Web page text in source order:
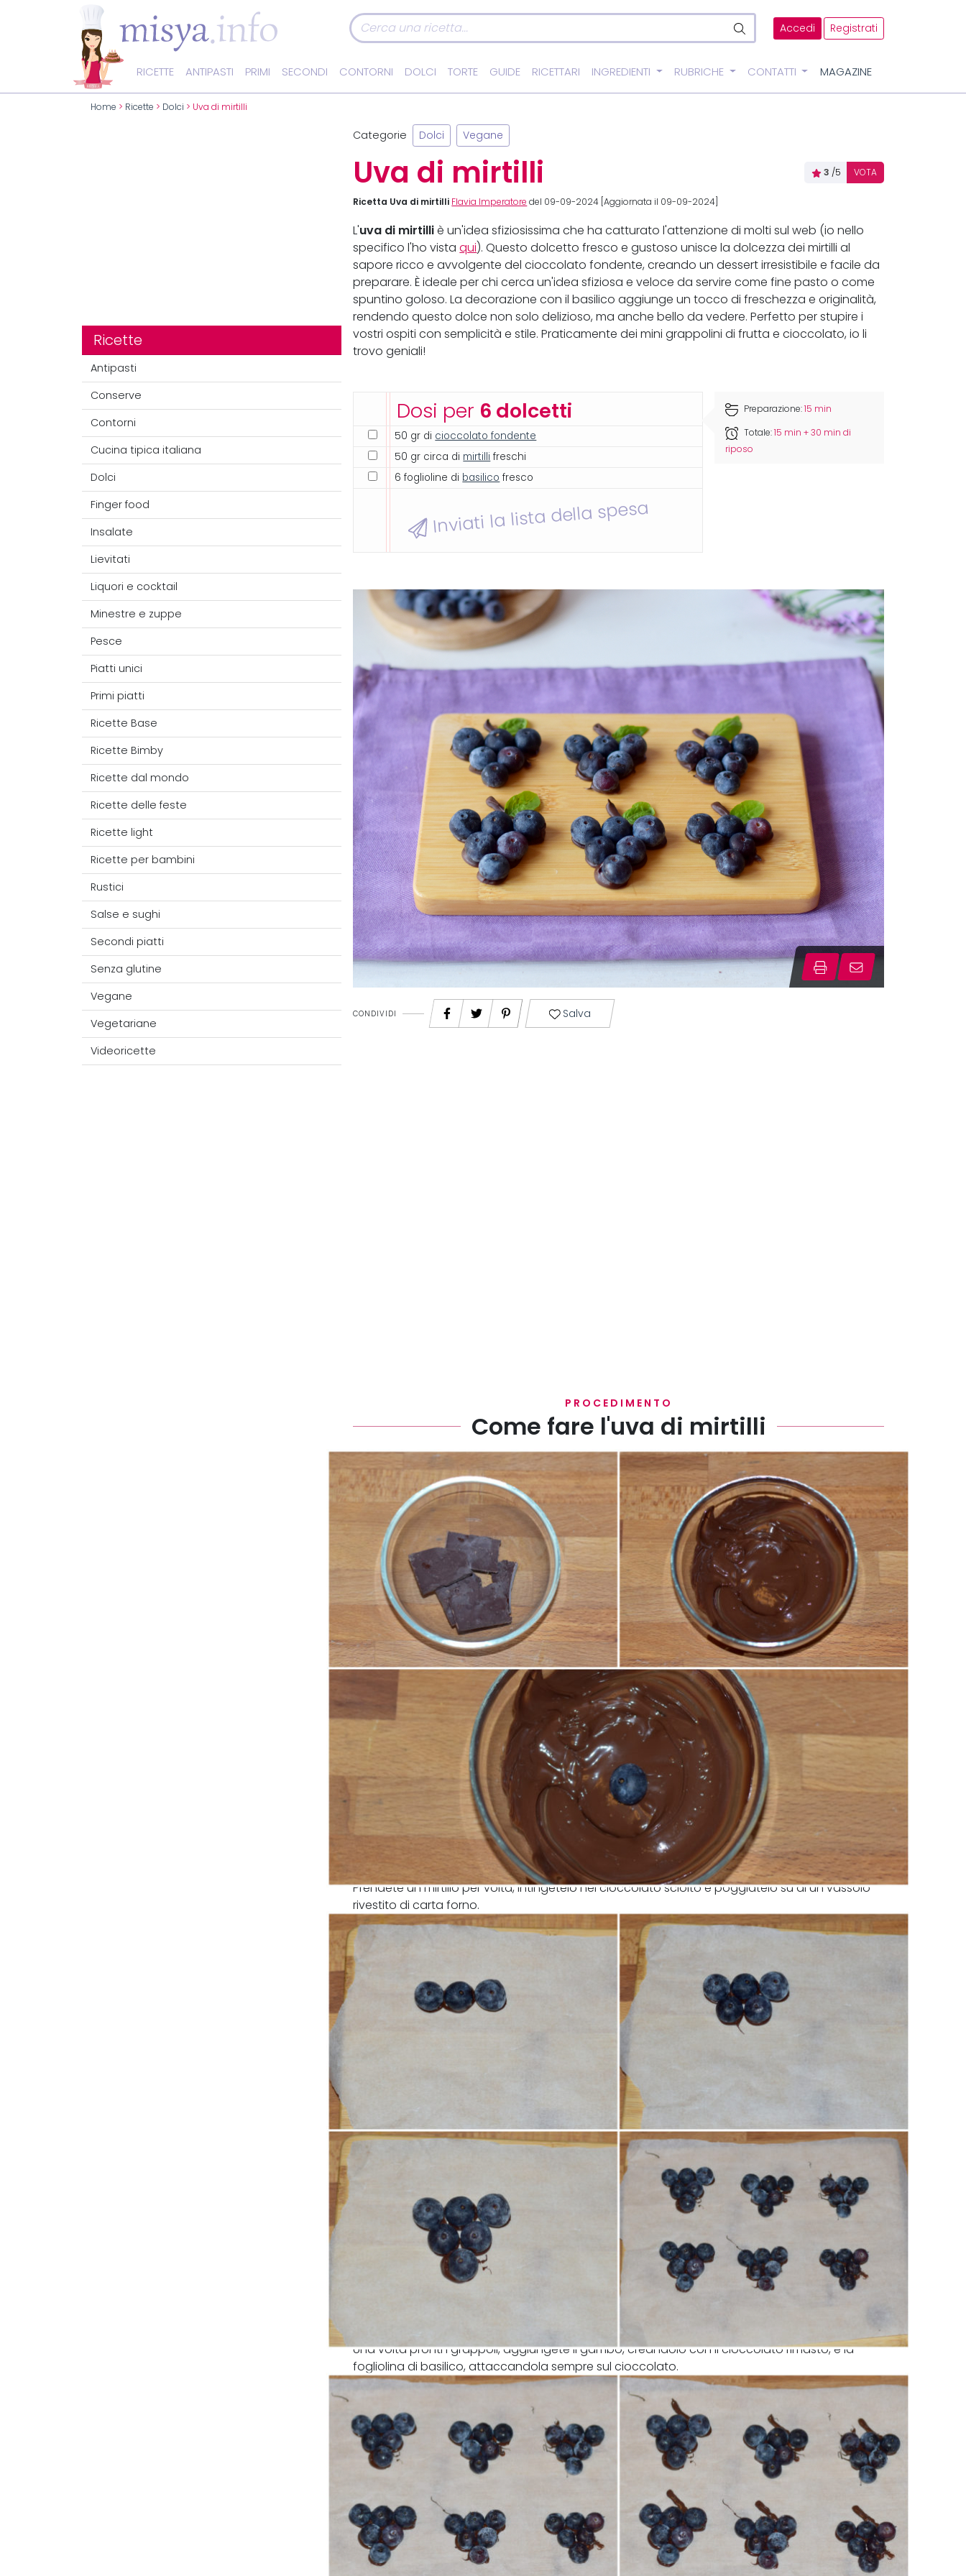
Accedi Registrati
RICETTE ANTIPASTI PRIMI SECONDI CONTORNI DOLCI TORTE GUIDE RICETTARI INGREDIENTI RUBRICHE CONTATTI MAGAZINE
Home > Ricette > Dolci > Uva di mirtilli
Ricette
Antipasti
Conserve
Contorni
Cucina tipica italiana
Dolci
Finger food
Insalate
Lievitati
Liquori e cocktail
Minestre e zuppe
Pesce
Piatti unici
Primi piatti
Ricette Base
Ricette Bimby
Ricette dal mondo
Ricette delle feste
Ricette light
Ricette per bambini
Rustici
Salse e sughi
Secondi piatti
Senza glutine
Vegane
Vegetariane
Videoricette
Categorie Dolci Vegane
Uva di mirtilli 3 /5 VOTA
Ricetta Uva di mirtilli Flavia Imperatore del 09-09-2024 [Aggiornata il 09-09-2024]
L'uva di mirtilli è un'idea sfiziosissima che ha catturato l'attenzione di molti sul web (io nello
specifico l'ho vistaqui). Questo dolcetto fresco e gustoso unisce la dolcezza dei mirtilli al
sapore ricco e avvolgente del cioccolato fondente, creando un dessert irresistibile e facile da
preparare. È ideale per chi cerca un'idea sfiziosa e veloce da servire come fine pasto o come
spuntino goloso. La decorazione con il basilico aggiunge un tocco di freschezza e originalità,
rendendo questo dolce non solo delizioso, ma anche bello da vedere. Perfetto per stupire i
vostri ospiti con semplicità e stile. Praticamente dei mini grappolini di frutta e cioccolato, io li
trovo geniali!
Dosi per 6 dolcetti
50 gr di cioccolato fondente
50 gr circa di mirtilli freschi
6 foglioline di basilico fresco
Inviati la lista della spesa
Preparazione:15 min
Totale:15 min + 30 min di
riposo
CONDIVIDI Salva
PROCEDIMENTO
Come fare l'uva di mirtilli
Innanzitutto spezzettate il cioccolato e scioglietelo a bagnomaria o in microonde.
Prendete un mirtillo per volta, intingetelo nel cioccolato sciolto e poggiatelo su di un vassoio
rivestito di carta forno.
Posizionate i mirtilli in modo da formare dei mini grappolini di uva come ho fatto io.
Una volta pronti i grappoli, aggiungete il gambo, creandolo con il cioccolato rimasto, e la
fogliolina di basilico, attaccandola sempre sul cioccolato.
Lasciate quindi solidificare.